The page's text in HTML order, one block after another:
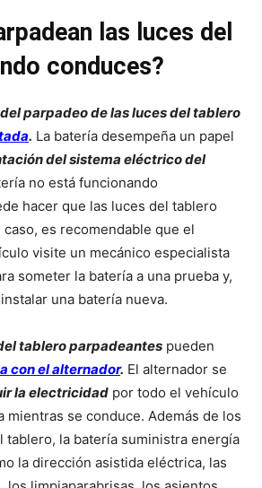
las luces del
conduces?
parpadeo de las luces del tablero
. La batería desempeña un papel
del sistema eléctrico del
no está funcionando
hacer que las luces del tablero
caso, es recomendable que el
visite un mecánico especialista
someter la batería a una prueba y,
una batería nueva.
tablero parpadeantes pueden
con el alternador. El alternador se
la electricidad por todo el vehículo
mientras se conduce. Además de los
tablero, la batería suministra energía
la dirección asistida eléctrica, las